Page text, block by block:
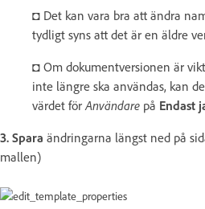
◘ Det kan vara bra att ändra
tydligt syns att det är en äldre
◘ Om dokumentversionen är
inte längre ska användas, kan
värdet förAnvändare på Endast
3. Spara ändringarna längst ned på
mallen)